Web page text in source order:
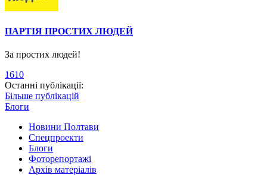
ПАРТІЯ ПРОСТИХ ЛЮДЕЙ
За простих людей!
1610
Останні публікації:
Більше публікацій
Блоги
Новини Полтави
Спецпроекти
Блоги
Фоторепортажі
Архів матеріалів